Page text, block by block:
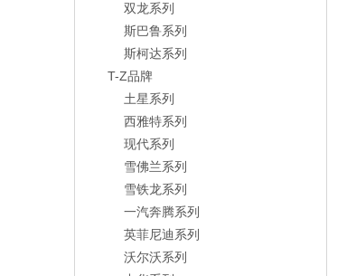
双龙系列
斯巴鲁系列
斯柯达系列
T-Z品牌
土星系列
西雅特系列
现代系列
雪佛兰系列
雪铁龙系列
一汽奔腾系列
英菲尼迪系列
沃尔沃系列